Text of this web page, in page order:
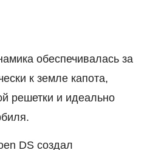
обеспечивалась за
к земле капота,
решетки и идеально
DS создал